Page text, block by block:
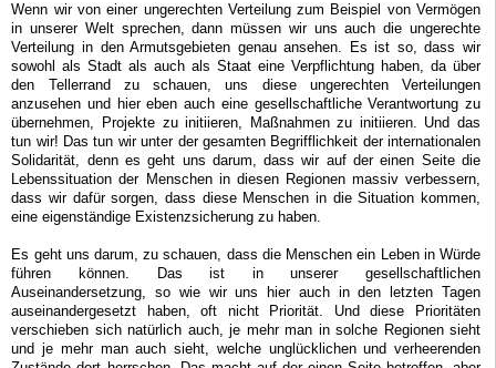
Wenn wir von einer ungerechten Verteilung zum Beispiel von Vermögen
in unserer Welt sprechen, dann müssen wir uns auch die ungerechte
Verteilung in den Armutsgebieten genau ansehen. Es ist so, dass wir
sowohl als Stadt als auch als Staat eine Verpflichtung haben, da über
den Tellerrand zu schauen, uns diese ungerechten Verteilungen
anzusehen und hier eben auch eine gesellschaftliche Verantwortung zu
übernehmen, Projekte zu initiieren, Maßnahmen zu initiieren. Und das
tun wir! Das tun wir unter der gesamten Begrifflichkeit der internationalen
Solidarität, denn es geht uns darum, dass wir auf der einen Seite die
Lebenssituation der Menschen in diesen Regionen massiv verbessern,
dass wir dafür sorgen, dass diese Menschen in die Situation kommen,
eine eigenständige Existenzsicherung zu haben.
Es geht uns darum, zu schauen, dass die Menschen ein Leben in Würde
führen können. Das ist in unserer gesellschaftlichen
Auseinandersetzung, so wie wir uns hier auch in den letzten Tagen
auseinandergesetzt haben, oft nicht Priorität. Und diese Prioritäten
verschieben sich natürlich auch, je mehr man in solche Regionen sieht
und je mehr man auch sieht, welche unglücklichen und verheerenden